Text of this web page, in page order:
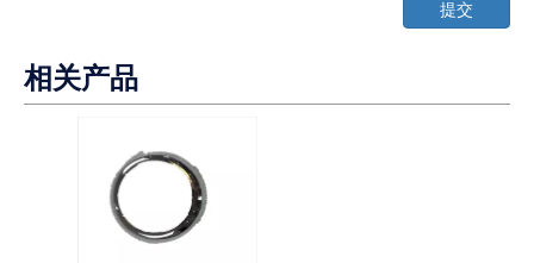
提交
相关产品